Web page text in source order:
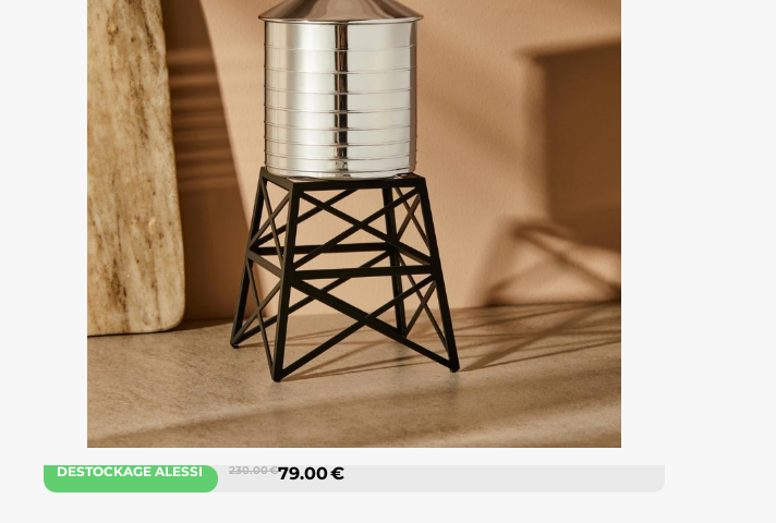
DESTOCKAGE ALESSI 230.00 €79.00 €